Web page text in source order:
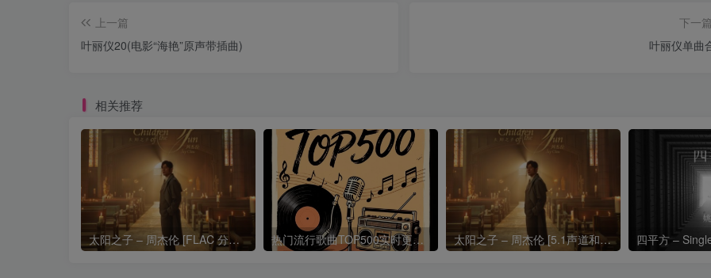
上一篇
叶丽仪20(电影“海艳”原声带插曲)
下一
叶丽仪单曲
相关推荐
太阳之子 – 周杰伦 [FLAC 分轨 192Khz 24bit] 热门流行歌曲TOP500实时更新192khz/24bit【母带音质】 太阳之子 – 周杰伦 [5.1声道和192k母带] 四平方 –